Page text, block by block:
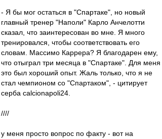
- Я бы мог остаться в "Спартаке", но новый
главный тренер "Наполи" Карло Анчелотти
сказал, что заинтересован во мне. Я много
тренировался, чтобы соответствовать его
словам. Массимо Каррера? Я благодарен ему,
что отыграл три месяца в "Спартаке". Для меня
это был хороший опыт. Жаль только, что я не
стал чемпионом со "Спартаком", - цитирует
серба сalcionapoli24.
////
у меня просто вопрос по факту - вот на